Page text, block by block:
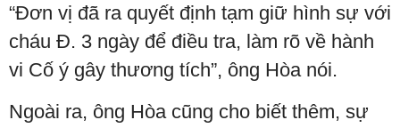
“Đơn vị đã ra quyết định tạm giữ hình sự với
cháu Đ. 3 ngày để điều tra, làm rõ về hành
vi Cố ý gây thương tích”, ông Hòa nói.
Ngoài ra, ông Hòa cũng cho biết thêm, sự